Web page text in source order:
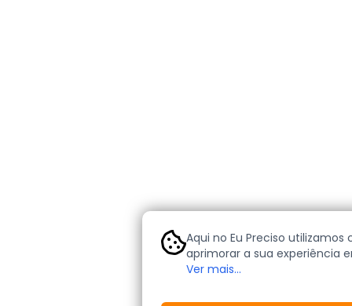
Aqui no Eu Preciso utilizamos
aprimorar a sua experiência
cookies são pequenos
ajudam a identificar e
Ver mais...